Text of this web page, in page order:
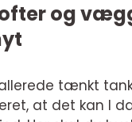
og
tænkt
at det kan I